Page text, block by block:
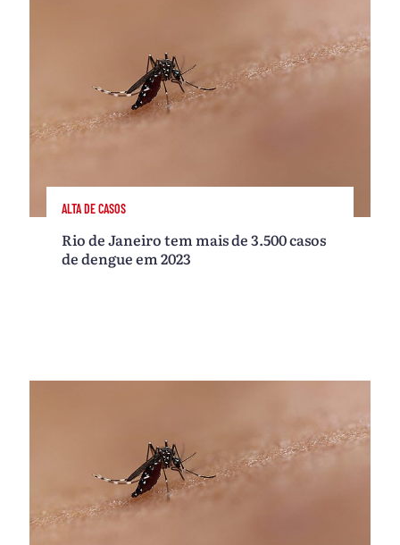
ALTA DE CASOS
Rio de Janeiro tem mais de 3.500 casos
de dengue em 2023